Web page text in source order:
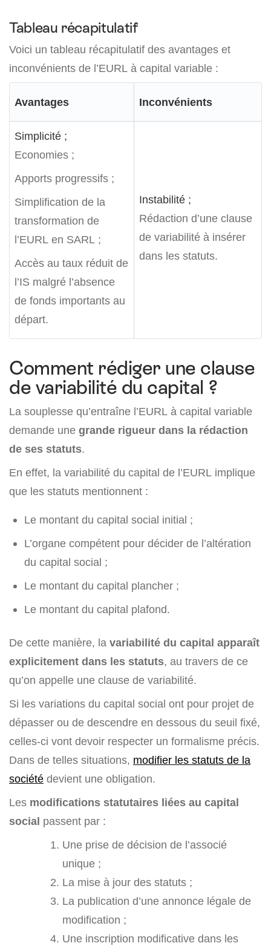
Tableau récapitulatif
Voici un tableau récapitulatif des avantages et
inconvénients de l’EURL à capital variable :
Avantages Inconvénients
Simplicité ;
Economies ;
Apports progressifs ;
Simplification de la
transformation de
l’EURL en SARL ;
Accès au taux réduit de
l’IS malgré l’absence
de fonds importants au
départ.
Instabilité ;
Rédaction d’une clause
de variabilité à insérer
dans les statuts.
Comment rédiger une clause
de variabilité du capital ?
La souplesse qu’entraîne l’EURL à capital variable
demande une grande rigueur dans la rédaction
de ses statuts.
En effet, la variabilité du capital de l’EURL implique
que les statuts mentionnent :
Le montant du capital social initial ;
L’organe compétent pour décider de l’altération
du capital social ;
Le montant du capital plancher ;
Le montant du capital plafond.
De cette manière, la variabilité du capital apparaît
explicitement dans les statuts, au travers de ce
qu’on appelle une clause de variabilité.
Si les variations du capital social ont pour projet de
dépasser ou de descendre en dessous du seuil fixé,
celles-ci vont devoir respecter un formalisme précis.
Dans de telles situations, modifier les statuts de la
société devient une obligation.
Les modifications statutaires liées au capital
social passent par :
Une prise de décision de l’associé
unique ;
La mise à jour des statuts ;
La publication d’une annonce légale de
modification ;
Une inscription modificative dans les